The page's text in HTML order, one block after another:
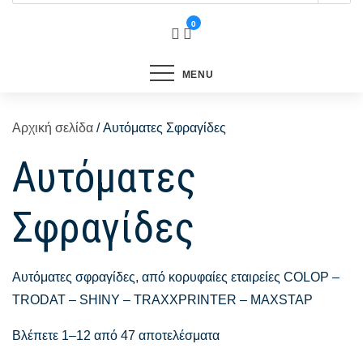
0
MENU
Αρχική σελίδα / Αυτόματες Σφραγίδες
Αυτόματες
Σφραγίδες
Αυτόματες σφραγίδες, από κορυφαίες εταιρείες COLOP –
TRODAT – SHINY – TRAXXPRINTER – MAXSTAP
Βλέπετε 1–12 από 47 αποτελέσματα